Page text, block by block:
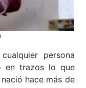
persona
en trazos lo que
hace más de